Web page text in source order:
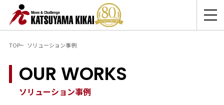
TOP ソリューション事例
OUR WORKS
ソリューション事例